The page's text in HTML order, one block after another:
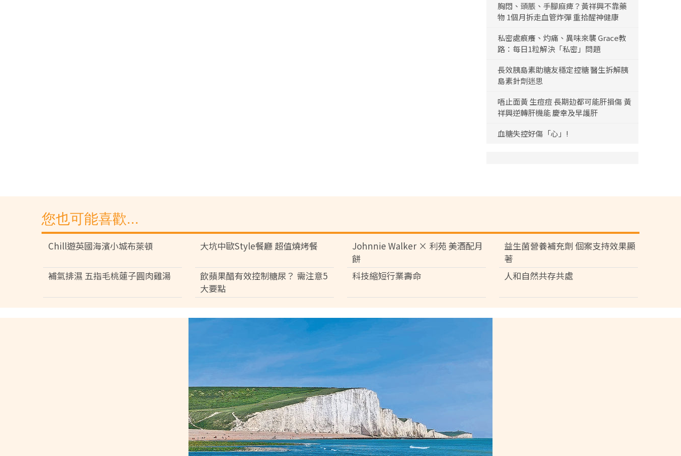
胸悶、頭脹、手腳麻痺？黃祥興不靠藥
物 1個月拆走血管炸彈 重拾醒神健康
私密處痕癢、灼痛、異味來襲 Grace教
路：每日1粒解決「私密」問題
長效胰島素助糖友穩定控糖 醫生拆解胰
島素針劑迷思
唔止面黃 生痘痘 長期攰都可能肝損傷 黃
祥興逆轉肝機能 慶幸及早護肝
血糖失控好傷「心」!
您也可能喜歡...
Chill遊英國海濱小城布萊頓 大坑中歐Style餐廳 超值燒烤餐
Johnnie Walker × 利苑 美酒配月
餅
益生菌營養補充劑 個案支持效果顯
著
補氣排濕 五指毛桃蓮子圓肉雞湯
飲蘋果醋有效控制糖尿？ 需注意5
大要點
科技縮短行業壽命 人和自然共存共處